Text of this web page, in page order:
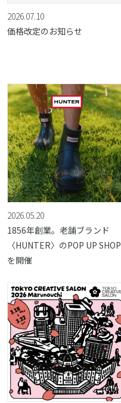
2026.07.10
価格改定のお知らせ
2026.05.20
1856年創業。老舗ブランド
〈HUNTER〉のPOP UP SHOP
を開催